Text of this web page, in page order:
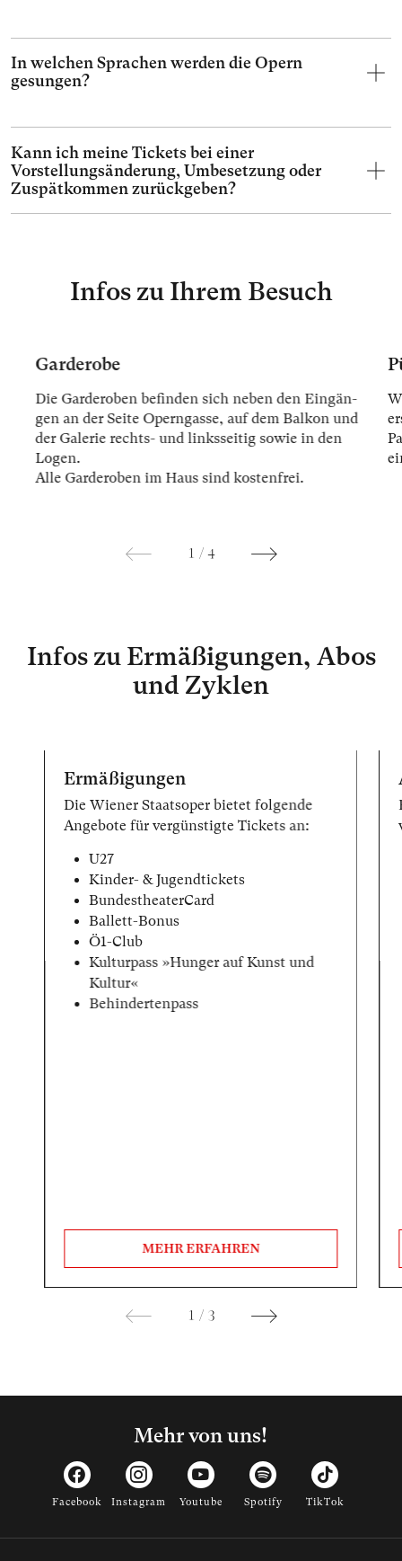
In welchen Sprachen werden die Opern
gesungen?
Kann ich meine Tickets bei einer
Vorstellungsänderung, Umbesetzung oder
Zuspätkommen zurückgeben?
Infos zu Ihrem Besuch
Garderobe
Die Gar­der­oben be­fin­den sich ne­ben den Ein­gän­
gen an der Sei­te Opern­gas­se, auf dem Bal­kon und
der Ga­le­rie rechts- und links­sei­tig so­wie in den
Lo­gen.
Alle Gar­der­oben im Haus sind kos­ten­frei.
1 / 4
Infos zu Ermäßigungen, Abos
und Zyklen
Ermäßigungen
Die Wiener Staatsoper bietet folgende
Angebote für vergünstigte Tickets an:
U27
Kinder- & Jugendtickets
BundestheaterCard
Ballett-Bonus
Ö1-Club
Kulturpass »Hunger auf Kunst und
Kultur«
Behindertenpass
MEHR ERFAHREN
1 / 3
Mehr von uns!
Facebook Instagram Youtube Spotify TikTok